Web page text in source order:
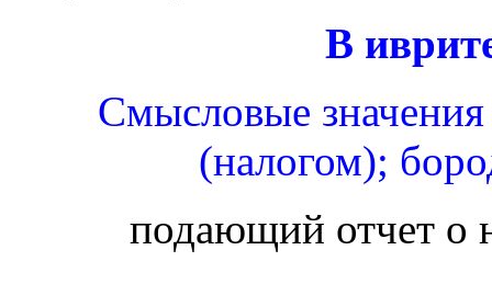
В
Смысловые
(налогом);
подающий отчет о